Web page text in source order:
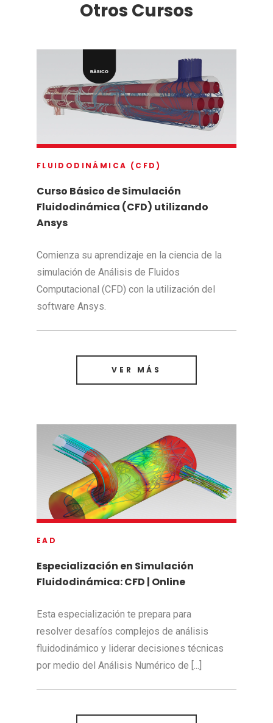
Otros Cursos
FLUIDODINÁMICA (CFD)
Curso Básico de Simulación
Fluidodinámica (CFD) utilizando
Ansys
Comienza su aprendizaje en la ciencia de la
simulación de Análisis de Fluidos
Computacional (CFD) con la utilización del
software Ansys.
VER MÁS
EAD
Especialización en Simulación
Fluidodinámica: CFD | Online
Esta especialización te prepara para
resolver desafíos complejos de análisis
fluidodinámico y liderar decisiones técnicas
por medio del Análisis Numérico de [...]